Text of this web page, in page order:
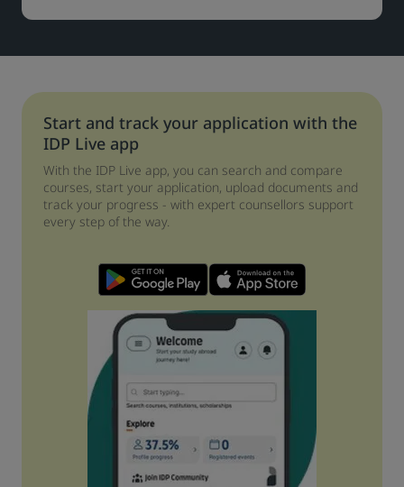
Start and track your application with the
IDP Live app
With the IDP Live app, you can search and compare
courses, start your application, upload documents and
track your progress - with expert counsellors support
every step of the way.